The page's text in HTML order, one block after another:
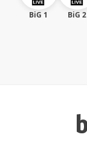
BiG 1 BiG 2